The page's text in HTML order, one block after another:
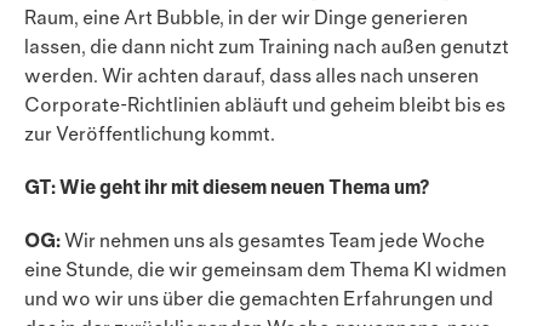
Raum, eine Art Bubble, in der wir Dinge generieren
lassen, die dann nicht zum Training nach außen genutzt
werden. Wir achten darauf, dass alles nach unseren
Corporate-Richtlinien abläuft und geheim bleibt bis es
zur Veröffentlichung kommt.
GT: Wie geht ihr mit diesem neuen Thema um?
OG: Wir nehmen uns als gesamtes Team jede Woche
eine Stunde, die wir gemeinsam dem Thema KI widmen
und wo wir uns über die gemachten Erfahrungen und